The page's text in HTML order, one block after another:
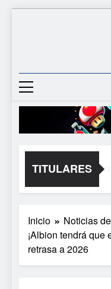
TITULARES
Inicio
Noticias
¡Albion tendrá que
retrasa a 2026